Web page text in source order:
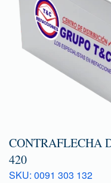
CONTRAFLECHA
420
SKU: 0091 303 132